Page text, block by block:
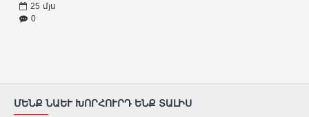
25 մյս
0
ՄԵՆՔ ՆԱԵՒ ԽՈՐՀՈՒՐԴ ԵՆՔ ՏԱԼԻՍ